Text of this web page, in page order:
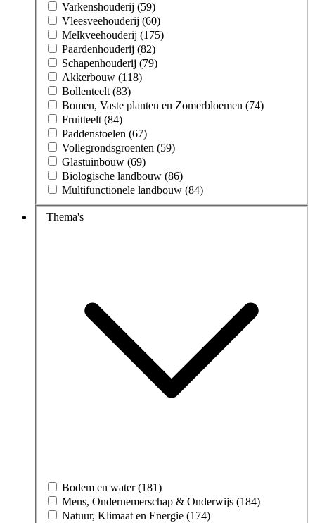
Varkenshouderij (59)
Vleesveehouderij (60)
Melkveehouderij (175)
Paardenhouderij (82)
Schapenhouderij (79)
Akkerbouw (118)
Bollenteelt (83)
Bomen, Vaste planten en Zomerbloemen (74)
Fruitteelt (84)
Paddenstoelen (67)
Vollegrondsgroenten (59)
Glastuinbouw (69)
Biologische landbouw (86)
Multifunctionele landbouw (84)
Thema's
Bodem en water (181)
Mens, Ondernemerschap & Onderwijs (184)
Natuur, Klimaat en Energie (174)